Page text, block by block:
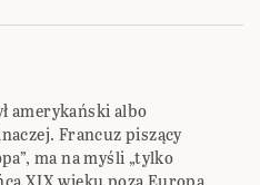
amerykański albo
Francuz piszący
ma na myśli „tylko